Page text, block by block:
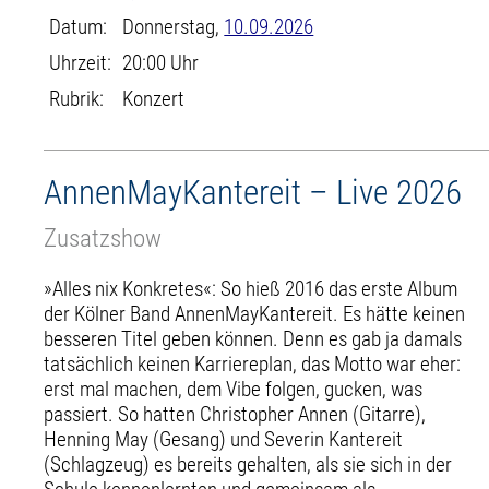
Datum:
Donnerstag, 10.09.2026
Uhrzeit: 20:00 Uhr
Rubrik:
Konzert
AnnenMayKantereit – Live 2026
Zusatzshow
»Alles nix Konkretes«: So hieß 2016 das erste Album
der Kölner Band AnnenMayKantereit. Es hätte keinen
besseren Titel geben können. Denn es gab ja damals
tatsächlich keinen Karriereplan, das Motto war eher:
erst mal machen, dem Vibe folgen, gucken, was
passiert. So hatten Christopher Annen (Gitarre),
Henning May (Gesang) und Severin Kantereit
(Schlagzeug) es bereits gehalten, als sie sich in der